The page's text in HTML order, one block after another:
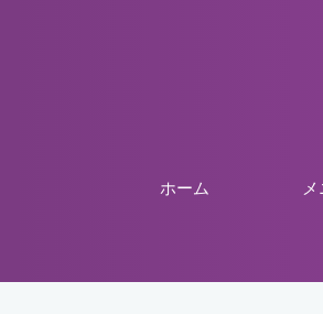
ホーム